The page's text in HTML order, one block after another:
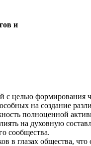
и
целью формирования
на создание
полноценной
на духовную
сообщества.
в глазах общества,